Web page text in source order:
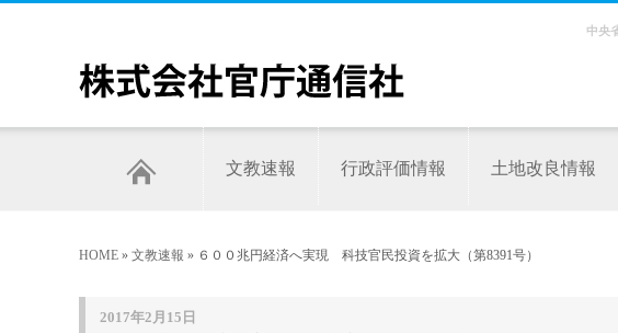
中央
文教速報 行政評価情報 土地改良情報
HOME » 文教速報 » ６００兆円経済へ実現 科技官民投資を拡大（第8391号）
2017年2月15日